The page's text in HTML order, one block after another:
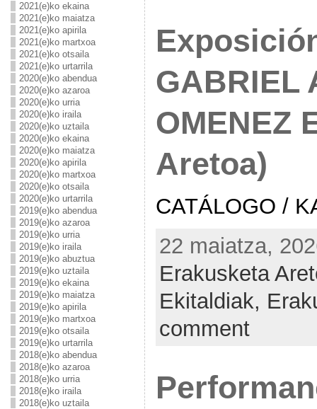
2021(e)ko ekaina
2021(e)ko maiatza
2021(e)ko apirila
2021(e)ko martxoa
2021(e)ko otsaila
2021(e)ko urtarrila
2020(e)ko abendua
2020(e)ko azaroa
2020(e)ko urria
2020(e)ko iraila
2020(e)ko uztaila
2020(e)ko ekaina
2020(e)ko maiatza
2020(e)ko apirila
2020(e)ko martxoa
2020(e)ko otsaila
2020(e)ko urtarrila
2019(e)ko abendua
2019(e)ko azaroa
2019(e)ko urria
2019(e)ko iraila
2019(e)ko abuztua
2019(e)ko uztaila
2019(e)ko ekaina
2019(e)ko maiatza
2019(e)ko apirila
2019(e)ko martxoa
2019(e)ko otsaila
2019(e)ko urtarrila
2018(e)ko abendua
2018(e)ko azaroa
2018(e)ko urria
2018(e)ko iraila
2018(e)ko uztaila
GABRIEL
OMENEZ
Aretoa)
CATÁLOGO /
22 maiatza,
Erakusketa
Ekitaldiak,
comment